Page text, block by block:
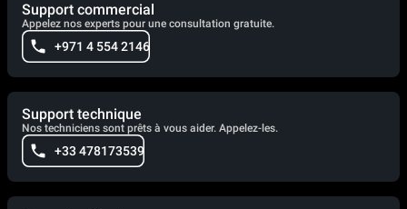
Support commercial
Appelez nos experts pour une consultation gratuite.
+971 4 554 2146
Support technique
Nos techniciens sont prêts à vous aider. Appelez-les.
+33 478173539